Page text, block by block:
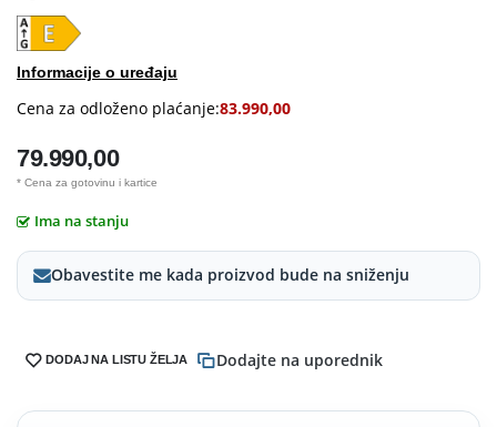
Informacije o uređaju
Cena za odloženo plaćanje:83.990,00
79.990,00
* Cena za gotovinu i kartice
Ima na stanju
Obavestite me kada proizvod bude na sniženju
DODAJ NA LISTU ŽELJA Dodajte na uporednik